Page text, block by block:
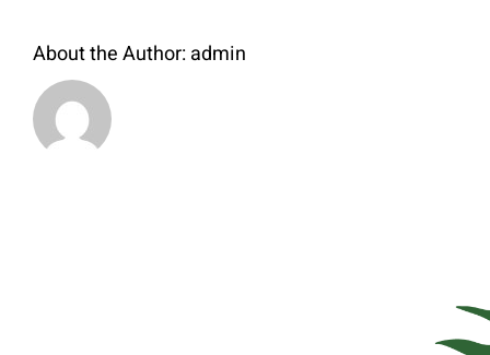
About the Author:admin